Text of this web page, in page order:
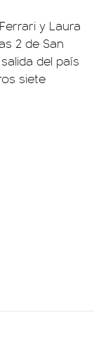
y Laura
2 de San
del país
siete